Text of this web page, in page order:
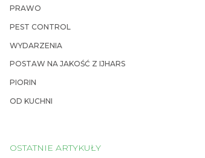
PRAWO
PEST CONTROL
WYDARZENIA
POSTAW NA JAKOŚĆ Z IJHARS
PIORIN
OD KUCHNI
OSTATNIE ARTYKUŁY